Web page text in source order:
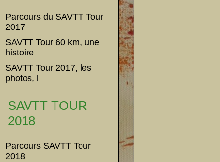
Parcours du SAVTT Tour
2017
SAVTT Tour 60 km, une
histoire
SAVTT Tour 2017, les
photos, l
SAVTT TOUR
2018
Parcours SAVTT Tour
2018